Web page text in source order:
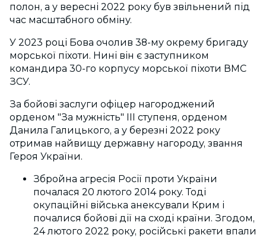
полон, а у вересні 2022 року був звільнений під
час масштабного обміну.
У 2023 році Бова очолив 38-му окрему бригаду
морської піхоти. Нині він є заступником
командира 30-го корпусу морської піхоти ВМС
ЗСУ.
За бойові заслуги офіцер нагороджений
орденом "За мужність" III ступеня, орденом
Данила Галицького, а у березні 2022 року
отримав найвищу державну нагороду, звання
Героя України.
Збройна агресія Росії проти України
почалася 20 лютого 2014 року. Тоді
окупаційні війська анексували Крим і
почалися бойові дії на сході країни. Згодом,
24 лютого 2022 року, російські ракети впали